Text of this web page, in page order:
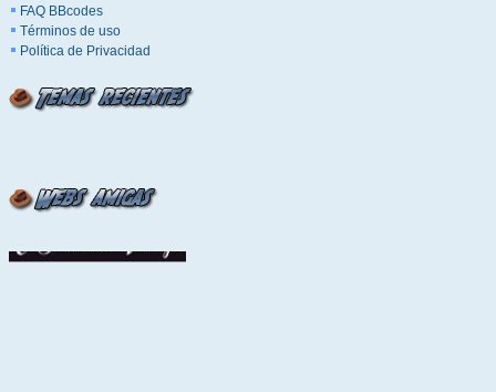
FAQ BBcodes
Términos de uso
Política de Privacidad